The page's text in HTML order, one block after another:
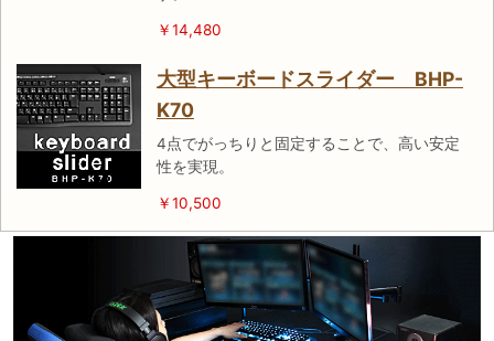
￥14,480
大型キーボードスライダー BHP-
K70
4点でがっちりと固定することで、高い安定
性を実現。
￥10,500